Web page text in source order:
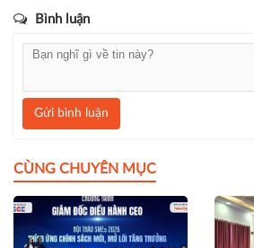
Bình luận
Gửi bình luận
CÙNG CHUYÊN MỤC